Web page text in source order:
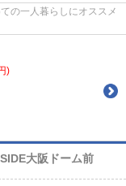
の一人暮らしにオススメ
)
大阪ドーム前